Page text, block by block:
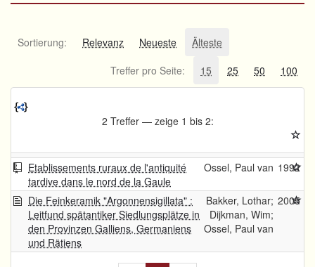
Sortierung: Relevanz Neueste
Älteste
Treffer pro Seite:
15 25 50 100
2 Treffer — zeige 1 bis 2:
Etablissements ruraux de l'antiquité
tardive dans le nord de la Gaule
Ossel, Paul van 1992
Die Feinkeramik "Argonnensigillata" :
Leitfund spätantiker Siedlungsplätze in
den Provinzen Galliens, Germaniens
und Rätiens
Bakker, Lothar;
Dijkman, Wim;
Ossel, Paul van
2005